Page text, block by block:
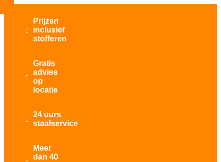

Prijzen
inclusief
stofferen

Gratis
advies
op
locatie

24 uurs
staalservice
Meer
dan 40